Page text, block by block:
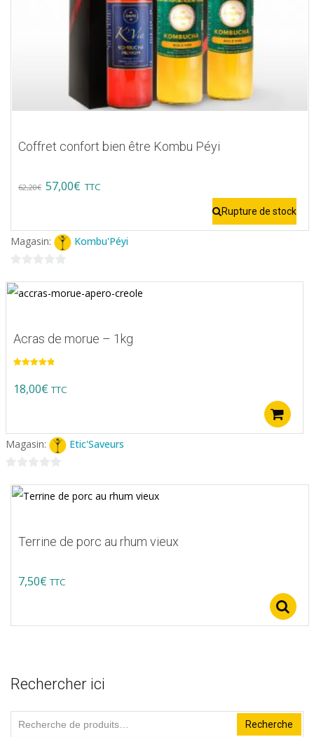
Coffret confort bien être Kombu Péyi
62,20€ Original
was:
62,20€.
57,00€ Current
is:
TTC
Rupture de stock
Magasin: Kombu'Péyi
sur
Acras de morue – 1kg
18,00€ TTC
Magasin: Etic'Saveurs
sur
Terrine de porc au rhum vieux
7,50€ TTC
Rechercher ici
Recherche
Recherche